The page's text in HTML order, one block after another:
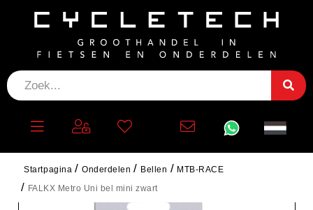
Startpagina Onderdelen Bellen
MTB-RACE
FALKX Metro Uni bel mini zwart